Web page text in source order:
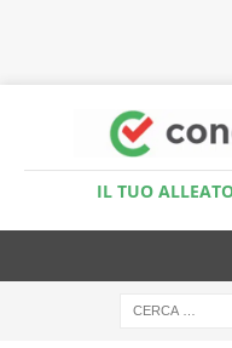
IL TUO